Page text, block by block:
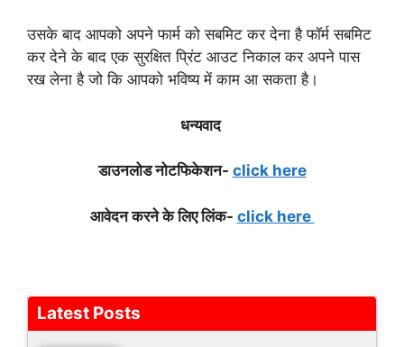
उसके बाद आपको अपने फार्म को सबमिट कर देना है फॉर्म सबमिट
कर देने के बाद एक सुरक्षित प्रिंट आउट निकाल कर अपने पास
रख लेना है जो कि आपको भविष्य में काम आ सकता है।
धन्यवाद
डाउनलोड नोटफिकेशन- click here
आवेदन करने के लिए लिंक- click here
Latest Posts